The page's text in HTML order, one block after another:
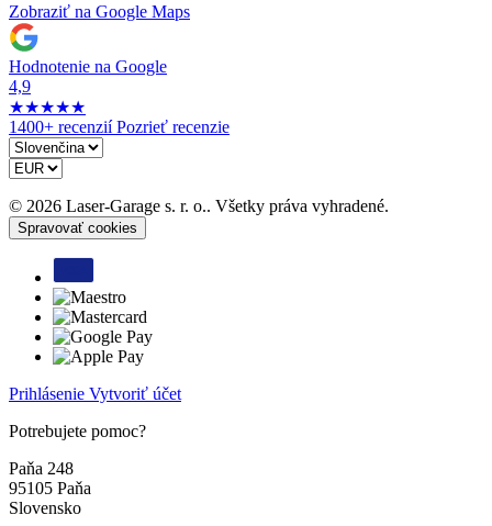
Zobraziť na Google Maps
Hodnotenie na Google
4,9
★★★★★
1400+ recenzií Pozrieť recenzie
© 2026 Laser-Garage s. r. o.. Všetky práva vyhradené.
Spravovať cookies
Prihlásenie Vytvoriť účet
Potrebujete pomoc?
Paňa 248
95105 Paňa
Slovensko